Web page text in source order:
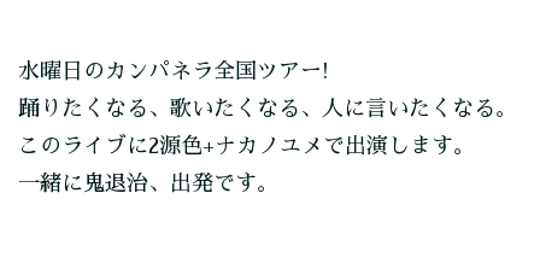
水曜日のカンパネラ全国ツアー!
踊りたくなる、歌いたくなる、人に言いたくなる。
このライブに2源色+ナカノユメで出演します。
一緒に鬼退治、出発です。